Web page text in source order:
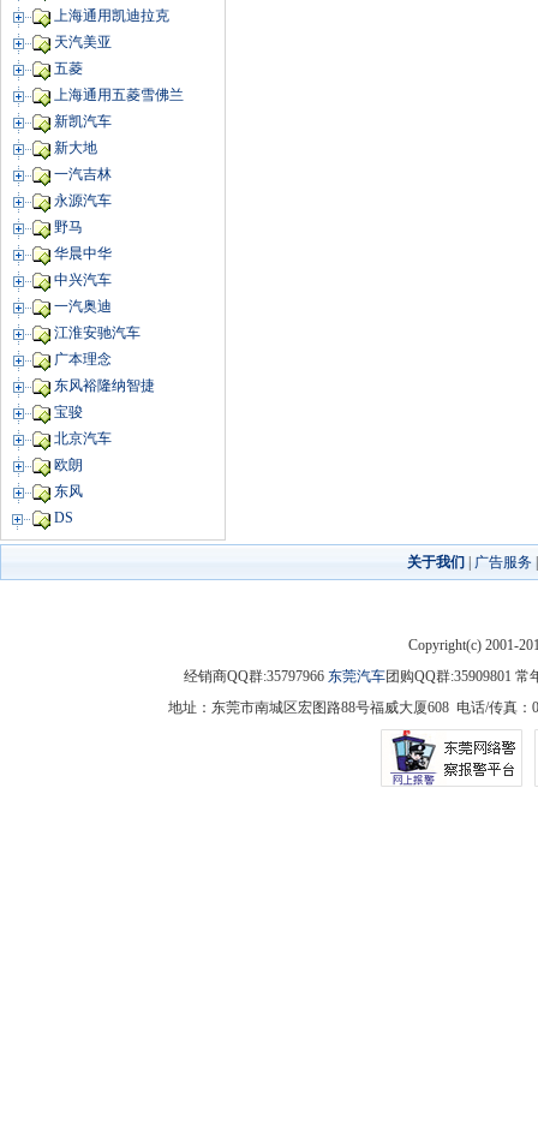
上海通用凯迪拉克
天汽美亚
五菱
上海通用五菱雪佛兰
新凯汽车
新大地
一汽吉林
永源汽车
野马
华晨中华
中兴汽车
一汽奥迪
江淮安驰汽车
广本理念
东风裕隆纳智捷
宝骏
北京汽车
欧朗
东风
DS
关于我们 广告服务
Copyright(c) 2001-
经销商QQ群:35797966 东莞汽车团购QQ群:35909801
地址：东莞市南城区宏图路88号福威大厦608 电话/传真：